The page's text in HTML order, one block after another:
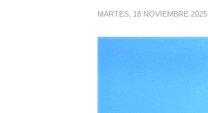
MARTES, 18 NOVIEMBRE 2025